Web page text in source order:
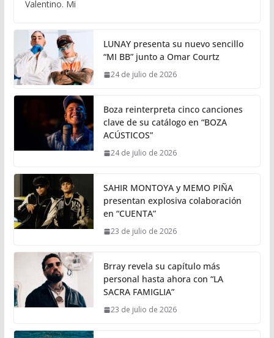
Valentino. Mi
LUNAY presenta su nuevo sencillo
“MI BB” junto a Omar Courtz
24 de julio de 2026
Boza reinterpreta cinco canciones
clave de su catálogo en “BOZA
ACÚSTICOS”
24 de julio de 2026
SAHIR MONTOYA y MEMO PIÑA
presentan explosiva colaboración
en “CUENTA”
23 de julio de 2026
Brray revela su capítulo más
personal hasta ahora con “LA
SACRA FAMIGLIA”
23 de julio de 2026